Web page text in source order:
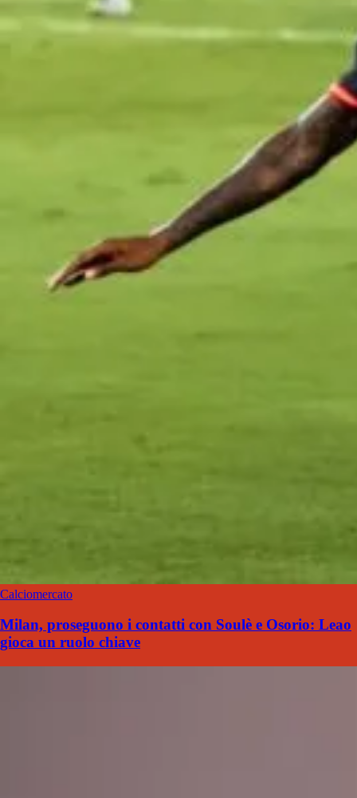
Calciomercato
Milan, proseguono i contatti con Soulè e Osorio: Leao
gioca un ruolo chiave